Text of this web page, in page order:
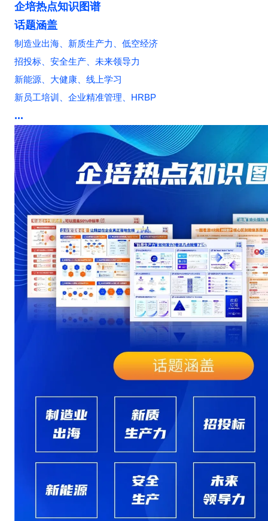
企培热点知识图谱
话题涵盖
制造业出海、 新质生产力、 低空经济
招投标、 安全生产、 未来领导力
新能源、 大健康、线上学习
新员工培训 企业精准管理、 HRBP
...